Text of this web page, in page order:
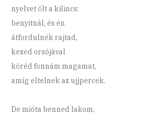
nyelvet ölt a kilincs:
benyitnál, és én
átfordulnék rajtad,
kezed orsójával
köréd fonnám magamat,
amíg eltelnek az ujjpercek.
De mióta benned lakom,